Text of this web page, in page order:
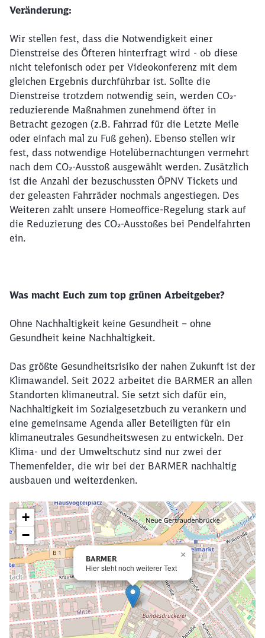
Veränderung:
Wir stellen fest, dass die Notwendigkeit einer
Dienstreise des Öfteren hinterfragt wird - ob diese
nicht telefonisch oder per Videokonferenz mit dem
gleichen Ergebnis durchführbar ist. Sollte die
Dienstreise trotzdem notwendig sein, werden CO₂-
reduzierende Maßnahmen zunehmend öfter in
Betracht gezogen (z.B. Fahrrad für die Letzte Meile
oder einfach mal zu Fuß gehen). Ebenso stellen wir
fest, dass notwendige Hotelübernachtungen vermehrt
nach dem CO₂-Ausstoß ausgewählt werden. Zusätzlich
ist die Anzahl der bezuschussten ÖPNV Tickets und
der geleasten Fahrräder nochmals angestiegen. Des
Weiteren zahlt unsere Homeoffice-Regelung stark auf
die Reduzierung des CO₂-Ausstoßes bei Pendelfahrten
ein.
Was macht Euch zum top grünen Arbeitgeber?
Ohne Nachhaltigkeit keine Gesundheit – ohne
Gesundheit keine Nachhaltigkeit.
Das größte Gesundheitsrisiko der nahen Zukunft ist der
Klimawandel. Seit 2022 arbeitet die BARMER an allen
Standorten klimaneutral. Sie setzt sich dafür ein,
Nachhaltigkeit im Sozialgesetzbuch zu verankern und
eine gemeinsame Agenda aller Beteiligten für ein
klimaneutrales Gesundheitswesen zu entwickeln. Der
Klima- und der Umweltschutz sind nur zwei der
Themenfelder, die wir bei der BARMER nachhaltig
ausbauen und weiterdenken.
Klicken, um die folgende Karte zu überspringen
BARMER
Hier steht noch weiterer Text
×
+
−
Schließen
Möchten Sie zuweitergeleitet
werden?
Abbrechen Weiter